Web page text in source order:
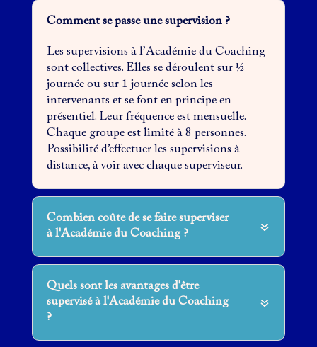
Comment se passe une supervision ?
Les supervisions à l’Académie du Coaching
sont collectives. Elles se déroulent sur ½
journée ou sur 1 journée selon les
intervenants et se font en principe en
présentiel. Leur fréquence est mensuelle.
Chaque groupe est limité à 8 personnes.
Possibilité d’effectuer les supervisions à
distance, à voir avec chaque superviseur.
Combien coûte de se faire superviser
à l'Académie du Coaching ?
Quels sont les avantages d'être
supervisé à l'Académie du Coaching
?